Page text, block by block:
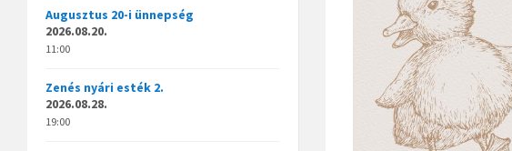
Augusztus 20-i ünnepség
2026.08.20.
11:00
Zenés nyári esték 2.
2026.08.28.
19:00